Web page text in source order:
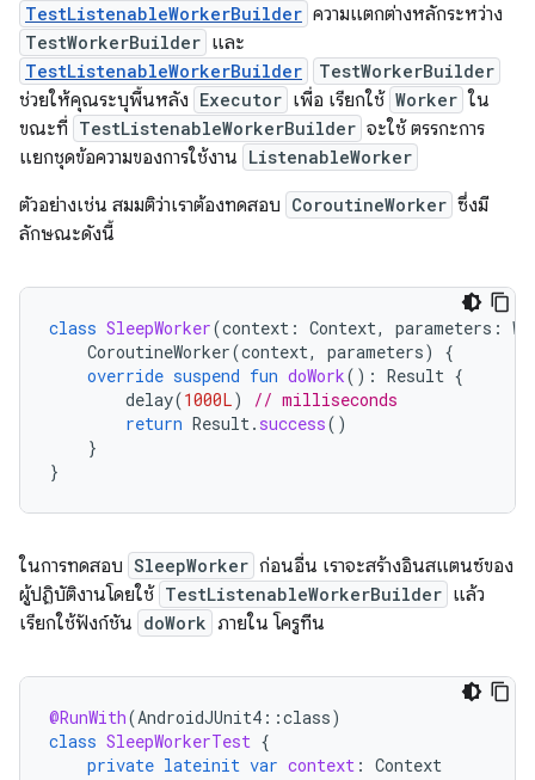
TestListenableWorkerBuilder ความแตกต่างหลักระหว่าง
TestWorkerBuilder และ
TestListenableWorkerBuilder TestWorkerBuilder
ช่วยให้คุณระบุพื้นหลัง Executor เพื่อ เรียกใช้ Worker ใน
ขณะที่ TestListenableWorkerBuilder จะใช้ ตรรกะการ
แยกชุดข้อความของการใช้งาน ListenableWorker
ตัวอย่างเช่น สมมติว่าเราต้องทดสอบ CoroutineWorker ซึ่งมี
ลักษณะดังนี้
class SleepWorker(context : Context, parameters :
CoroutineWorker(context, parameters)
{
override suspend fun doWork(): Result {
delay(1000L)
// milliseconds
return Result. success()
}
}
ในการทดสอบ SleepWorker ก่อนอื่น เราจะสร้างอินสแตนซ์ของ
ผู้ปฏิบัติงานโดยใช้ TestListenableWorkerBuilder แล้ว
เรียกใช้ฟังก์ชัน doWork ภายใน โครูทีน
@RunWith(AndroidJUnit4 ::class)
class SleepWorkerTest {
private lateinit var context : Context